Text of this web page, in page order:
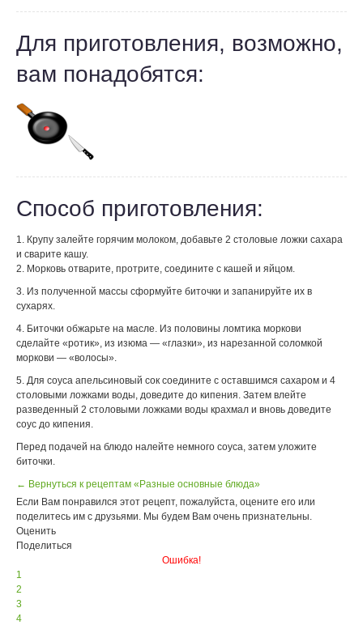
Для приготовления, возможно,
вам понадобятся:
Способ приготовления:
1. Крупу залейте горячим молоком, добавьте 2 столовые ложки сахара
и сварите кашу.
2. Морковь отварите, протрите, соедините с кашей и яйцом.
3. Из полученной массы сформуйте биточки и запанируйте их в
сухарях.
4. Биточки обжарьте на масле. Из половины ломтика моркови
сделайте «ротик», из изюма — «глазки», из нарезанной соломкой
моркови — «волосы».
5. Для соуса апельсиновый сок соедините с оставшимся сахаром и 4
столовыми ложками воды, доведите до кипения. Затем влейте
разведенный 2 столовыми ложками воды крахмал и вновь доведите
соус до кипения.
Перед подачей на блюдо налейте немного соуса, затем уложите
биточки.
← Вернуться к рецептам «Разные основные блюда»
Если Вам понравился этот рецепт, пожалуйста, оцените его или
поделитесь им с друзьями. Мы будем Вам очень признательны.
Оценить
Поделиться
Ошибка!
1
2
3
4